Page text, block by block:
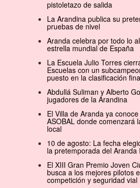
pistoletazo de salida
La Arandina publica su
pruebas de nivel
Aranda celebra por todo lo
estrella mundial de España
La Escuela Julio Torres
Escuelas con un
puesto en la clasificación
Abdullá Suliman y Alberto
jugadores de la Arandina
El Villa de Aranda ya
ASOBAL donde comenzará
local
10 de agosto: La fecha
la pretemporada del Aranda
El XIII Gran Premio Joven
busca a los mejores pilotos
competición y seguridad vial